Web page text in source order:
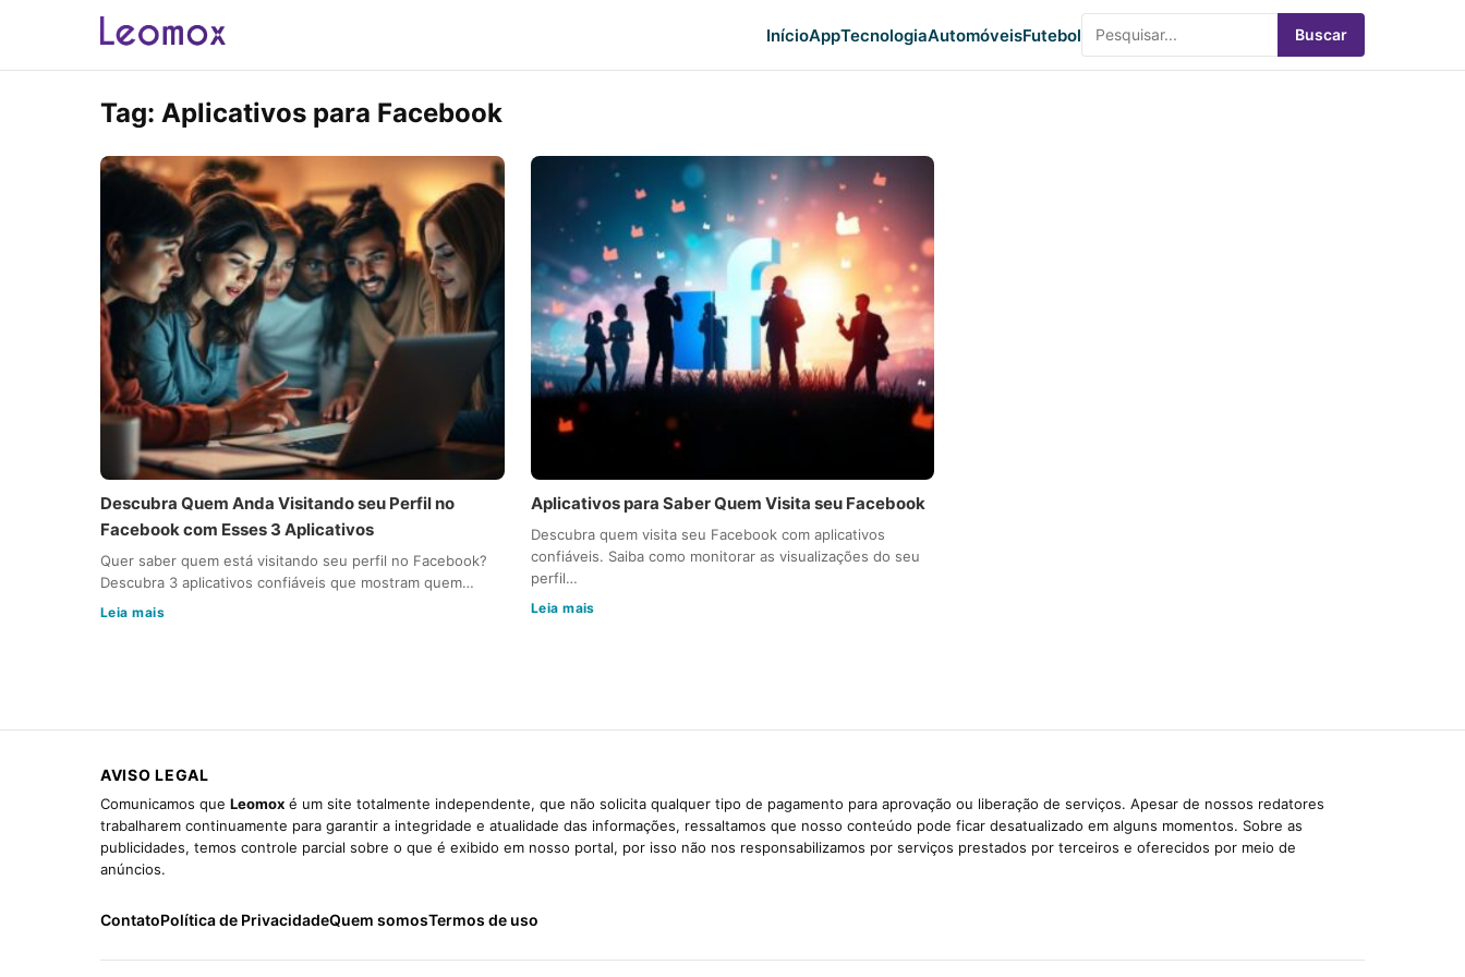
InícioAppTecnologiaAutomóveisFutebol Buscar
Tag: Aplicativos para Facebook
Descubra Quem Anda Visitando seu Perfil no
Facebook com Esses 3 Aplicativos
Quer saber quem está visitando seu perfil no Facebook?
Descubra 3 aplicativos confiáveis que mostram quem…
Leia mais
Aplicativos para Saber Quem Visita seu Facebook
Descubra quem visita seu Facebook com aplicativos
confiáveis. Saiba como monitorar as visualizações do seu
perfil…
Leia mais
AVISO LEGAL
Comunicamos que Leomox é um site totalmente independente, que não solicita qualquer tipo de pagamento para aprovação ou liberação de serviços. Apesar de nossos redatores
trabalharem continuamente para garantir a integridade e atualidade das informações, ressaltamos que nosso conteúdo pode ficar desatualizado em alguns momentos. Sobre as
publicidades, temos controle parcial sobre o que é exibido em nosso portal, por isso não nos responsabilizamos por serviços prestados por terceiros e oferecidos por meio de
anúncios.
ContatoPolítica de PrivacidadeQuem somosTermos de uso